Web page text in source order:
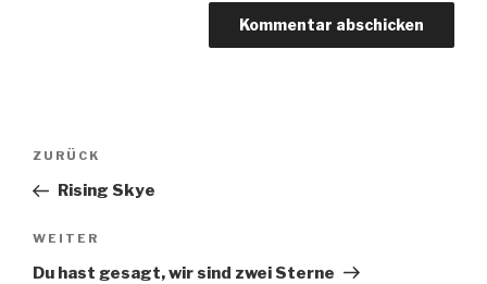
Beitragsnavigation
Vorheriger
Beitrag
ZURÜCK
Rising Skye
Nächster
Beitrag
WEITER
Du hast gesagt, wir sind zwei Sterne